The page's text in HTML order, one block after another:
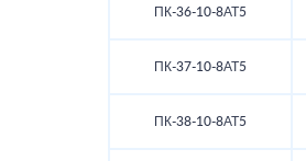
ПК-36-10-8АТ5
ПК-37-10-8АТ5
ПК-38-10-8АТ5